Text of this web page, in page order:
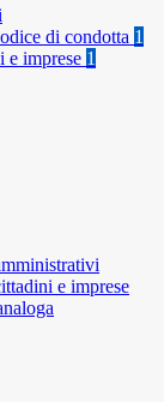
di condotta 1
e imprese 1
e imprese